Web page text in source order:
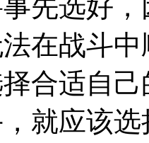
先选好
在战斗
合适自
就应该